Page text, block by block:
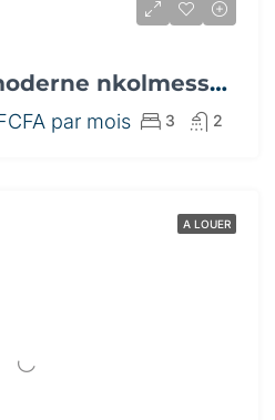
Appartement moderne nkolmesseng
par mois 3 2
A LOUER